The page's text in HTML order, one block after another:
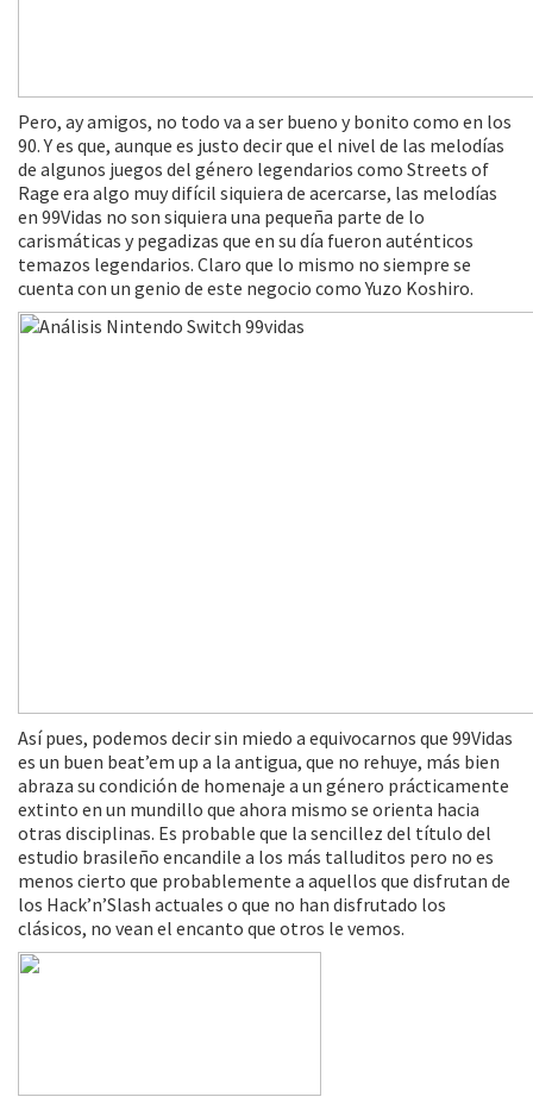
Pero, ay amigos, no todo va a ser bueno y bonito como en los
90. Y es que, aunque es justo decir que el nivel de las melodías
de algunos juegos del género legendarios como Streets of
Rage era algo muy difícil siquiera de acercarse, las melodías
en 99Vidas no son siquiera una pequeña parte de lo
carismáticas y pegadizas que en su día fueron auténticos
temazos legendarios. Claro que lo mismo no siempre se
cuenta con un genio de este negocio como Yuzo Koshiro.
Así pues, podemos decir sin miedo a equivocarnos que 99Vidas
es un buen beat’em up a la antigua, que no rehuye, más bien
abraza su condición de homenaje a un género prácticamente
extinto en un mundillo que ahora mismo se orienta hacia
otras disciplinas. Es probable que la sencillez del título del
estudio brasileño encandile a los más talluditos pero no es
menos cierto que probablemente a aquellos que disfrutan de
los Hack’n’Slash actuales o que no han disfrutado los
clásicos, no vean el encanto que otros le vemos.